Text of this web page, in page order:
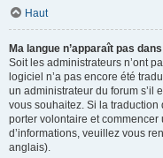
Haut
Ma langue n’apparaît pas
Soit les administrateurs n’ont
logiciel n’a pas encore été
un administrateur du forum s’il
vous souhaitez. Si la traduction
porter volontaire et
d’informations, veuillez vous
anglais).